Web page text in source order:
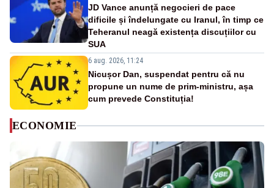
JD Vance anunță negocieri de pace
dificile și îndelungate cu Iranul, în timp ce
Teheranul neagă existența discuțiilor cu
SUA
6 aug. 2026, 11:24
Nicușor Dan, suspendat pentru că nu
propune un nume de prim-ministru, așa
cum prevede Constituția!
ECONOMIE